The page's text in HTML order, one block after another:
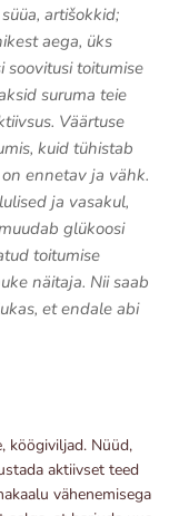
artišokkid;
aega, üks
soovitusi toitumise
suruma teie
Väärtuse
kuid tühistab
ennetav ja vähk.
ja vasakul,
glükoosi
toitumise
näitaja. Nii saab
et endale abi
köögiviljad. Nüüd,
aktiivset teed
vähenemisega